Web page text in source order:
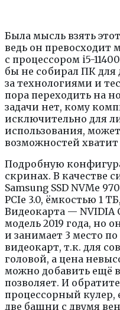
Была мысль взять
ведь он превосходит
с процессором i5-
бы не собирал ПК
за технологиями и
пора переходить на
задачи нет, кому
исключительно для
использования,
возможностей
Подробную
скринах. В качестве
Samsung SSD NVMe
PCIe 3.0, ёмкостью 1
Видеокарта — NVIDIA
модель 2019 года, но
и занимает 3 место
видеокарт, т.к. для
головой, а цена
можно добавить ещё
позволяет. И
процессорный кулер,
две башни с двумя